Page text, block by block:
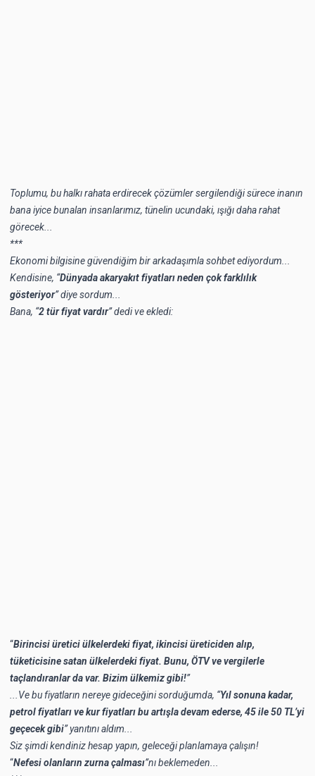
Toplumu, bu halkı rahata erdirecek çözümler sergilendiği sürece inanın
bana iyice bunalan insanlarımız, tünelin ucundaki, ışığı daha rahat
görecek...
***
Ekonomi bilgisine güvendiğim bir arkadaşımla sohbet ediyordum...
Kendisine, “Dünyada akaryakıt fiyatları neden çok farklılık
gösteriyor” diye sordum...
Bana, “2 tür fiyat vardır” dedi ve ekledi:
“Birincisi üretici ülkelerdeki fiyat, ikincisi üreticiden alıp,
tüketicisine satan ülkelerdeki fiyat. Bunu, ÖTV ve vergilerle
taçlandıranlar da var. Bizim ülkemiz gibi!”
...Ve bu fiyatların nereye gideceğini sorduğumda, “Yıl sonuna kadar,
petrol fiyatları ve kur fiyatları bu artışla devam ederse, 45 ile 50 TL’yi
geçecek gibi” yanıtını aldım...
Siz şimdi kendiniz hesap yapın, geleceği planlamaya çalışın!
“Nefesi olanların zurna çalması”nı beklemeden...